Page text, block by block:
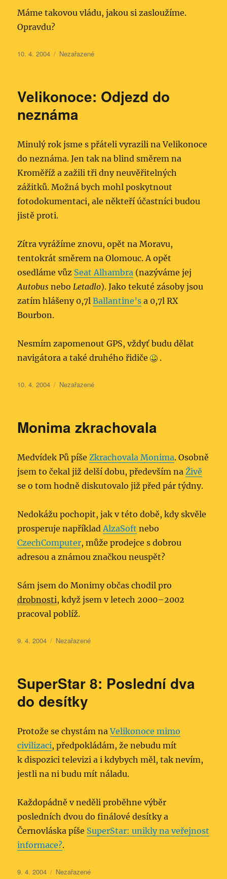
Máme takovou vládu, jakou si zasloužíme.
Opravdu?
Publikováno:
10. 4. 2004 Rubriky:
Nezařazené
Velikonoce: Odjezd do
neznáma
Minulý rok jsme s přáteli vyrazili na Velikonoce
do neznáma. Jen tak nablind směrem na
Kroměříž a zažili tři dny neuvěřitelných
zážitků. Možná bych mohl poskytnout
fotodokumentaci, ale někteří účastníci budou
jistě proti.
Zítra vyrážíme znovu, opět na Moravu,
tentokrát směrem na Olomouc. A opět
osedláme vůz Seat Alhambra (nazýváme jej
Autobus neboLetadlo). Jako tekuté zásoby jsou
zatím hlášeny 0,7lBallantine’s a 0,7l RX
Bourbon.
Nesmím zapomenout GPS, vždyť budu dělat
navigátora a také druhého řidiče
.
Publikováno:
10. 4. 2004 Rubriky:
Nezařazené
Monima zkrachovala
Medvídek Pů píšeZkrachovala Monima. Osobně
jsem to čekal již delší dobu, především naŽivě
se o tom hodně diskutovalo již před pár týdny.
Nedokážu pochopit, jak v této době, kdy skvěle
prosperuje napříkladAlzaSoft nebo
CzechComputer, může prodejce s dobrou
adresou a známou značkou neuspět?
Sám jsem do Monimy občas chodil pro
drobnosti, když jsem v letech 2000–2002
pracoval poblíž.
Publikováno:
9. 4. 2004 Rubriky:
Nezařazené
SuperStar 8: Poslední dva
do desítky
Protože se chystám naVelikonoce mimo
civilizaci, předpokládám, že nebudu mít
k dispozici televizi a i kdybych měl, tak nevím,
jestli na ni budu mít náladu.
Každopádně v neděli proběhne výběr
posledních dvou do finálové desítky a
Černovláska píše SuperStar: unikly na veřejnost
informace?.
Publikováno:
9. 4. 2004 Rubriky:
Nezařazené